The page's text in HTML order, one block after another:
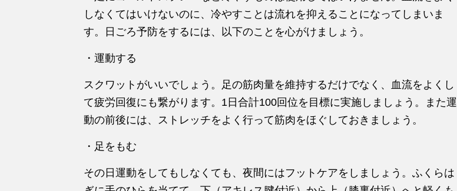
しなくてはいけないのに、冷やすことは流れを抑えることになってしまいま
す。日ごろ予防をするには、以下のことを心がけましょう。
・運動する
スクワットがいいでしょう。足の筋肉量を維持するだけでなく、血流をよくし
て疲労回復にも繋がります。1日合計100回位を目標に実施しましょう。また運
動の前後には、ストレッチをよく行って筋肉をほぐしておきましょう。
・足をもむ
その日運動をしてもしなくても、夜間にはフットケアをしましょう。ふくらは